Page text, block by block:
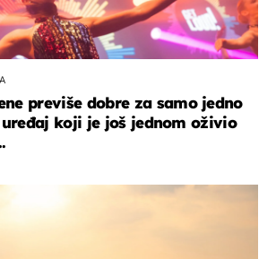
previše dobre za samo jedno
koji je još jednom oživio